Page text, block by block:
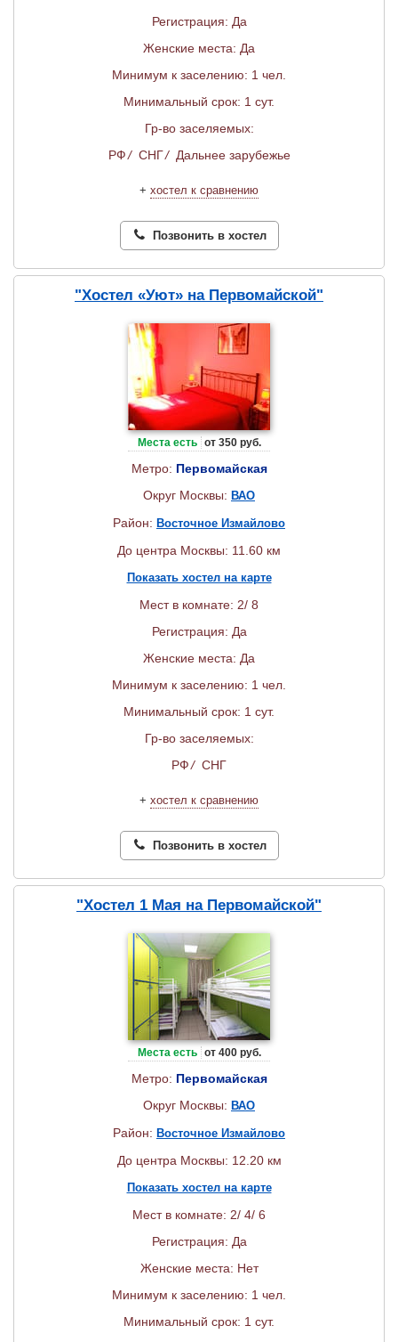
Регистрация: Да
Женские места: Да
Минимум к заселению: 1 чел.
Минимальный срок: 1 сут.
Гр-во заселяемых:
РФ/ СНГ/ Дальнее зарубежье
+ хостел к сравнению
Позвонить в хостел
"Хостел «Уют» на Первомайской"
Места есть от 350 руб.
Метро: Первомайская
Округ Москвы: ВАО
Район: Восточное Измайлово
До центра Москвы: 11.60 км
Показать хостел на карте
Мест в комнате: 2/ 8
Регистрация: Да
Женские места: Да
Минимум к заселению: 1 чел.
Минимальный срок: 1 сут.
Гр-во заселяемых:
РФ/ СНГ
+ хостел к сравнению
Позвонить в хостел
"Хостел 1 Мая на Первомайской"
Места есть от 400 руб.
Метро: Первомайская
Округ Москвы: ВАО
Район: Восточное Измайлово
До центра Москвы: 12.20 км
Показать хостел на карте
Мест в комнате: 2/ 4/ 6
Регистрация: Да
Женские места: Нет
Минимум к заселению: 1 чел.
Минимальный срок: 1 сут.